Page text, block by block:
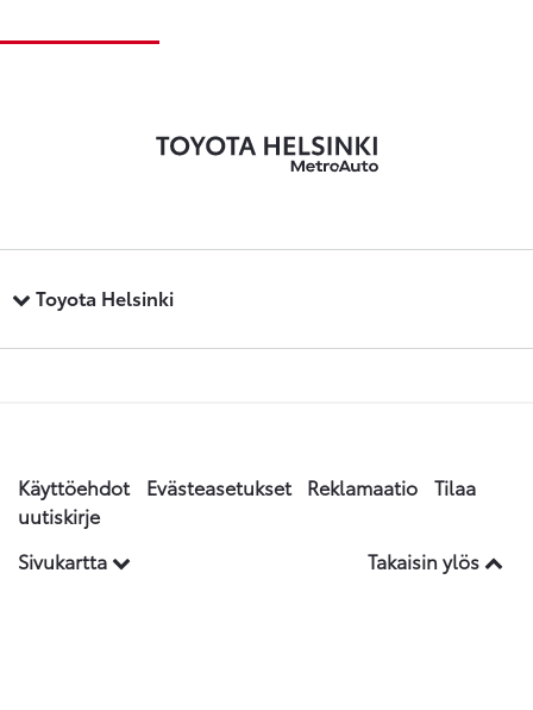
Toyota Helsinki
Käyttöehdot Evästeasetukset Reklamaatio
Tilaa
uutiskirje
Sivukartta
Takaisin ylös